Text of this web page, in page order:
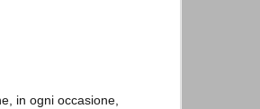
in ogni occasione,